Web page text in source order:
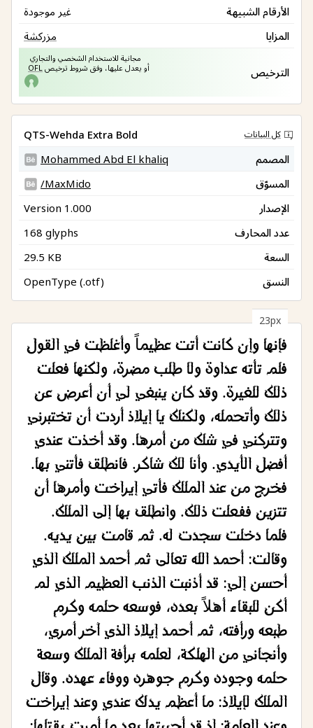
الأرقام الشبيهة
غير موجودة
المزايا
مزركشة
الترخيص
أو يعدل عليها، وفق شروط ترخيص OFL
كل البيانات
QTS-Wehda Extra Bold
المصمم
Mohammed Abd El khaliq
المسوّق
/MaxMido
الإصدار
Version 1.000
عدد المحارف
168 glyphs
السعة
29.5 KB
النسق
OpenType (.otf)
23px